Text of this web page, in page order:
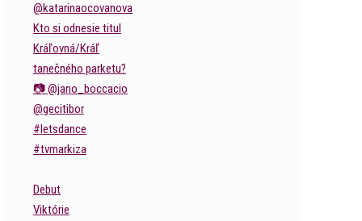
Debut
Viktórie